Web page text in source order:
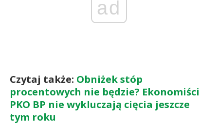
ad
Czytaj także: Obniżek stóp
procentowych nie będzie? Ekonomiści
PKO BP nie wykluczają cięcia jeszcze
tym roku